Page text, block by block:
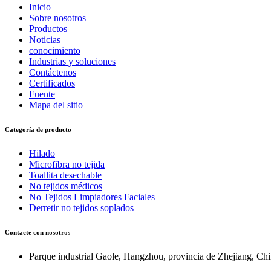
Inicio
Sobre nosotros
Productos
Noticias
conocimiento
Industrias y soluciones
Contáctenos
Certificados
Fuente
Mapa del sitio
Categoría de producto
Hilado
Microfibra no tejida
Toallita desechable
No tejidos médicos
No Tejidos Limpiadores Faciales
Derretir no tejidos soplados
Contacte con nosotros
Parque industrial Gaole, Hangzhou, provincia de Zhejiang,